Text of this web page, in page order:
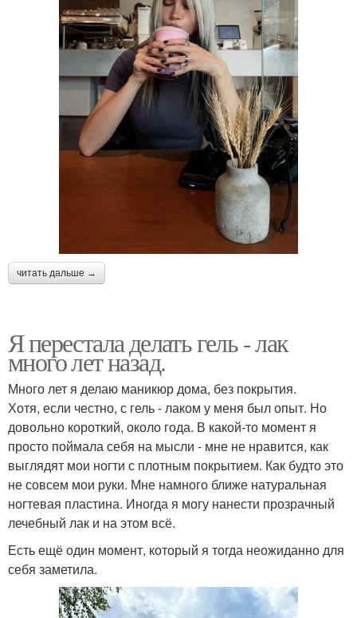
читать дальше →
Я перестала делать гель - лак
много лет назад.
Много лет я делаю маникюр дома, без покрытия.
Хотя, если честно, с гель - лаком у меня был опыт. Но
довольно короткий, около года. В какой-то момент я
просто поймала себя на мысли - мне не нравится, как
выглядят мои ногти с плотным покрытием. Как будто это
не совсем мои руки. Мне намного ближе натуральная
ногтевая пластина. Иногда я могу нанести прозрачный
лечебный лак и на этом всё.
Есть ещё один момент, который я тогда неожиданно для
себя заметила.